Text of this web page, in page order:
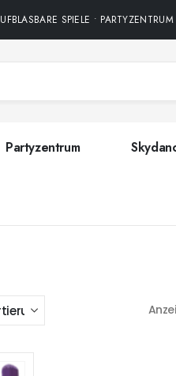
SPIELE •
Partyzentrum